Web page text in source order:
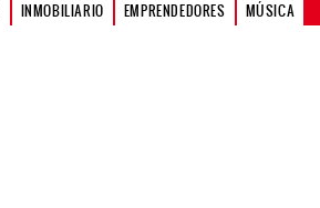
INMOBILIARIO EMPRENDEDORES MÚSICA